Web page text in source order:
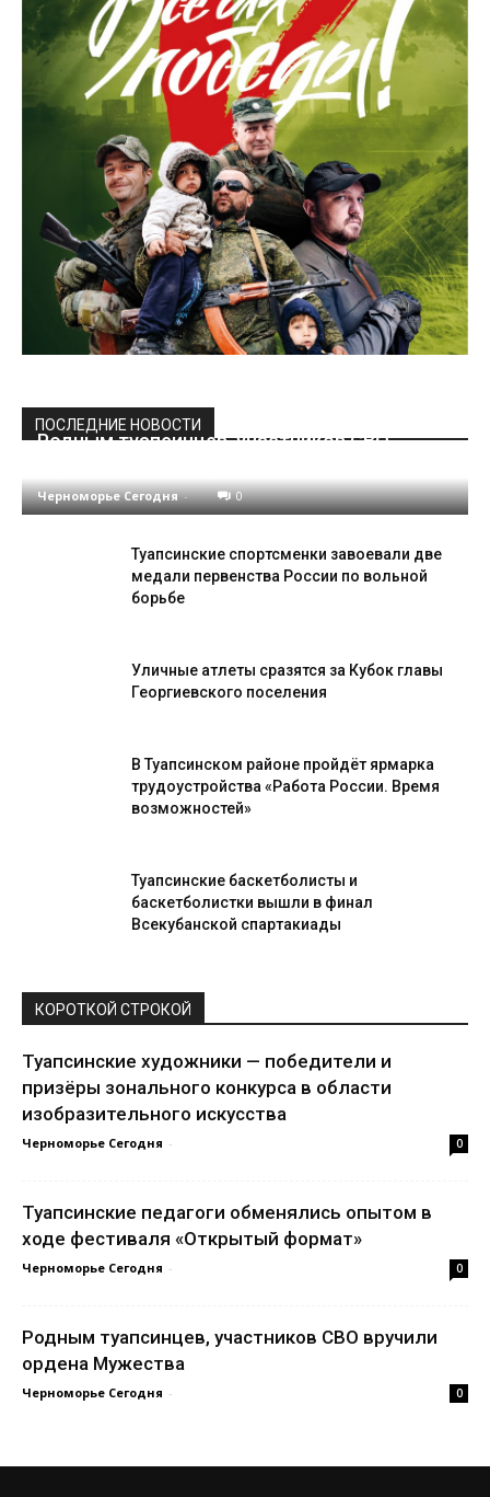
ПОСЛЕДНИЕ НОВОСТИ
Родным туапсинцев, участников СВО
Черноморье Сегодня - 0
Туапсинские спортсменки завоевали две
медали первенства России по вольной
борьбе
Уличные атлеты сразятся за Кубок главы
Георгиевского поселения
В Туапсинском районе пройдёт ярмарка
трудоустройства «Работа России. Время
возможностей»
Туапсинские баскетболисты и
баскетболистки вышли в финал
Всекубанской спартакиады
КОРОТКОЙ СТРОКОЙ
Туапсинские художники — победители и
призёры зонального конкурса в области
изобразительного искусства
Черноморье Сегодня - 0
Туапсинские педагоги обменялись опытом в
ходе фестиваля «Открытый формат»
Черноморье Сегодня - 0
Родным туапсинцев, участников СВО вручили
ордена Мужества
Черноморье Сегодня - 0